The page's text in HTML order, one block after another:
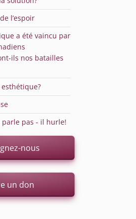
l’espoir
a été vaincu par
ils nos batailles
parle pas - il hurle!
nous
un don